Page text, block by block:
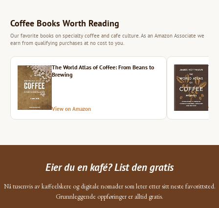
Coffee Books Worth Reading
Our favorite books on specialty coffee and cafe culture. As an Amazon Associate we
earn from qualifying purchases at no cost to you.
The World Atlas of Coffee: From Beans to
Brewing
View on Amazon
Eier du en kafé? List den gratis
Nå tusenvis av kaffeelskere og digitale nomader som leter etter sitt neste favorittsted.
Grunnleggende oppføringer er alltid gratis.